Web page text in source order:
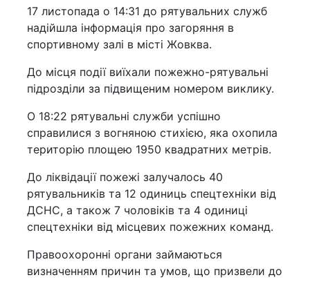
17 листопада о 14:31 до рятувальних служб
надійшла інформація про загоряння в
спортивному залі в місті Жовква.
До місця події виїхали пожежно-рятувальні
підрозділи за підвищеним номером виклику.
О 18:22 рятувальні служби успішно
справилися з вогняною стихією, яка охопила
територію площею 1950 квадратних метрів.
До ліквідації пожежі залучалось 40
рятувальників та 12 одиниць спецтехніки від
ДСНС, а також 7 чоловіків та 4 одиниці
спецтехніки від місцевих пожежних команд.
Правоохоронні органи займаються
визначенням причин та умов, що призвели до